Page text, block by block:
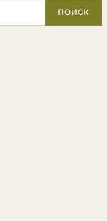
ПОИСК